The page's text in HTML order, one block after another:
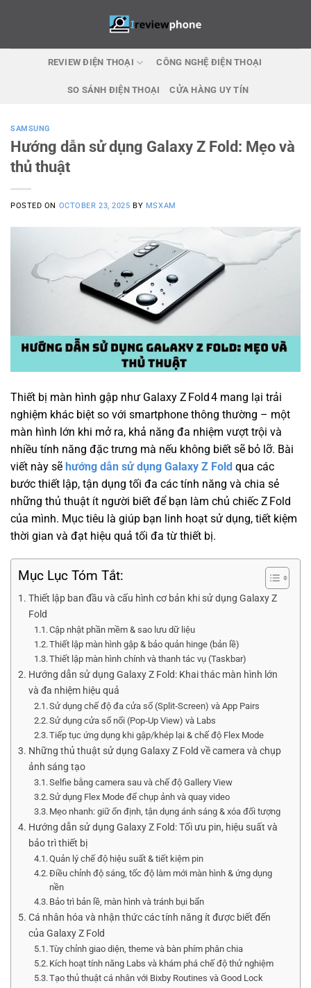
REVIEW ĐIỆN THOẠI CÔNG NGHỆ ĐIỆN THOẠI
SO SÁNH ĐIỆN THOẠI CỬA HÀNG UY TÍN
SAMSUNG
Hướng dẫn sử dụng Galaxy Z Fold: Mẹo và
thủ thuật
POSTED ON OCTOBER 23, 2025 BY MSXAM
Thiết bị màn hình gập như Galaxy Z Fold 4 mang lại trải
nghiệm khác biệt so với smartphone thông thường – một
màn hình lớn khi mở ra, khả năng đa nhiệm vượt trội và
nhiều tính năng đặc trưng mà nếu không biết sẽ bỏ lỡ. Bài
viết này sẽ hướng dẫn sử dụng Galaxy Z Fold qua các
bước thiết lập, tận dụng tối đa các tính năng và chia sẻ
những thủ thuật ít người biết để bạn làm chủ chiếc Z Fold
của mình. Mục tiêu là giúp bạn linh hoạt sử dụng, tiết kiệm
thời gian và đạt hiệu quả tối đa từ thiết bị.
Mục Lục Tóm Tắt:
Thiết lập ban đầu và cấu hình cơ bản khi sử dụng Galaxy Z
Fold
Cập nhật phần mềm & sao lưu dữ liệu
Thiết lập màn hình gập & bảo quản hinge (bản lề)
Thiết lập màn hình chính và thanh tác vụ (Taskbar)
Hướng dẫn sử dụng Galaxy Z Fold: Khai thác màn hình lớn
và đa nhiệm hiệu quả
Sử dụng chế độ đa cửa sổ (Split‑Screen) và App Pairs
Sử dụng cửa sổ nổi (Pop‑Up View) và Labs
Tiếp tục ứng dụng khi gập/khép lại & chế độ Flex Mode
Những thủ thuật sử dụng Galaxy Z Fold về camera và chụp
ảnh sáng tạo
Selfie bằng camera sau và chế độ Gallery View
Sử dụng Flex Mode để chụp ảnh và quay video
Mẹo nhanh: giữ ổn định, tận dụng ánh sáng & xóa đối tượng
Hướng dẫn sử dụng Galaxy Z Fold: Tối ưu pin, hiệu suất và
bảo trì thiết bị
Quản lý chế độ hiệu suất & tiết kiệm pin
Điều chỉnh độ sáng, tốc độ làm mới màn hình & ứng dụng
nền
Bảo trì bản lề, màn hình và tránh bụi bẩn
Cá nhân hóa và nhận thức các tính năng ít được biết đến
của Galaxy Z Fold
Tùy chỉnh giao diện, theme và bàn phím phân chia
Kích hoạt tính năng Labs và khám phá chế độ thử nghiệm
Tạo thủ thuật cá nhân với Bixby Routines và Good Lock